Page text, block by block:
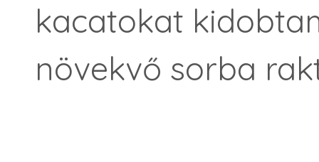
kacatokat
növekvő sorba